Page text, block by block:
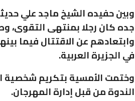
وبين حفيده الشيخ ماجد علي
جده كان رجلا بمنتهى التقوى،
وابتعادهم عن الاقتتال فيما
في الجزيرة العربية.
وختمت الأمسية بتكريم شخصية
الندوة من قبل إدارة المهرجان.